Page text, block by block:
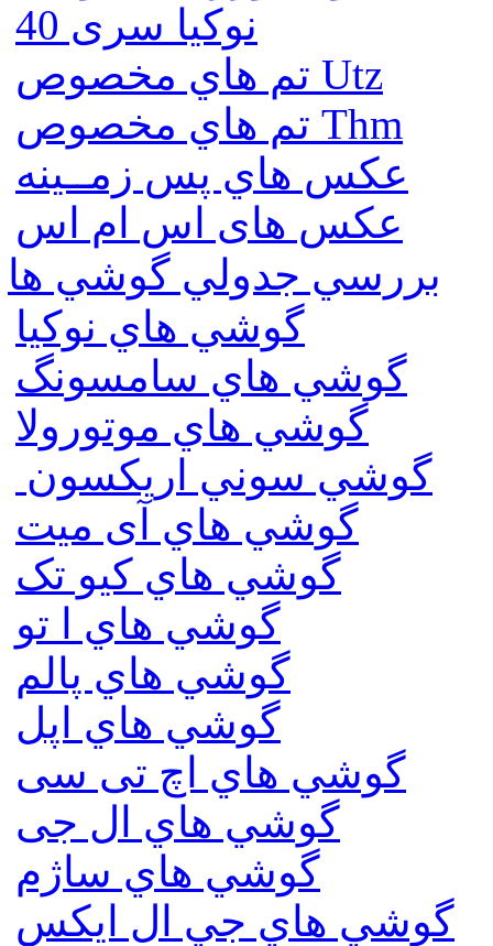
نوکیا سری 40
تم هاي مخصوص Utz
تم هاي مخصوص Thm
عكس هاي پس زمــينه
عكس های اس ام اس
بررسي جدولي گوشي ها
گوشي هاي نوكيا
گوشي هاي سامسونگ
گوشي هاي موتورولا
گوشي سوني اريكسون
گوشي هاي آی میت
گوشي هاي کیو تک
گوشي هاي ا تو
گوشي هاي پالم
گوشي هاي اپل
گوشي هاي اچ تی سی
گوشي هاي ال جی
گوشي هاي ساژم
گوشي هاي جي ال ايكس